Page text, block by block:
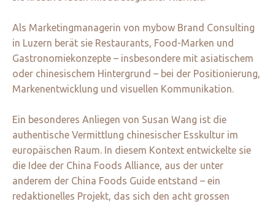
Als Marketingmanagerin von mybow Brand Consulting
in Luzern berät sie Restaurants, Food-Marken und
Gastronomiekonzepte – insbesondere mit asiatischem
oder chinesischem Hintergrund – bei der Positionierung,
Markenentwicklung und visuellen Kommunikation.
Ein besonderes Anliegen von Susan Wang ist die
authentische Vermittlung chinesischer Esskultur im
europäischen Raum. In diesem Kontext entwickelte sie
die Idee der China Foods Alliance, aus der unter
anderem der China Foods Guide entstand – ein
redaktionelles Projekt, das sich den acht grossen